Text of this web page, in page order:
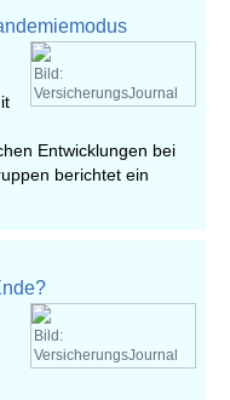
Bild:
VersicherungsJournal
Entwicklungen bei
berichtet ein
Bild:
VersicherungsJournal